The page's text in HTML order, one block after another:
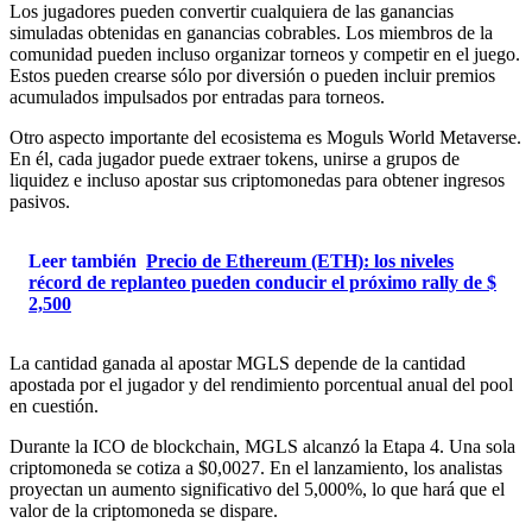
Los jugadores pueden convertir cualquiera de las ganancias
simuladas obtenidas en ganancias cobrables. Los miembros de la
comunidad pueden incluso organizar torneos y competir en el juego.
Estos pueden crearse sólo por diversión o pueden incluir premios
acumulados impulsados por entradas para torneos.
Otro aspecto importante del ecosistema es Moguls World Metaverse.
En él, cada jugador puede extraer tokens, unirse a grupos de
liquidez e incluso apostar sus criptomonedas para obtener ingresos
pasivos.
Leer también Precio de Ethereum (ETH): los niveles
récord de replanteo pueden conducir el próximo rally de $
2,500
La cantidad ganada al apostar MGLS depende de la cantidad
apostada por el jugador y del rendimiento porcentual anual del pool
en cuestión.
Durante la ICO de blockchain, MGLS alcanzó la Etapa 4. Una sola
criptomoneda se cotiza a $0,0027. En el lanzamiento, los analistas
proyectan un aumento significativo del 5,000%, lo que hará que el
valor de la criptomoneda se dispare.